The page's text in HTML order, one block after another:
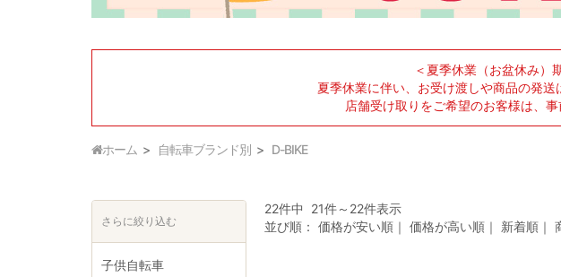
＜夏季休業（お盆休み）
夏季休業に伴い、お受け渡しや商品の発送
店舗受け取りをご希望のお客様は、
ホーム 自転車ブランド別 D-BIKE
22件中 21件～22件表示
並び順：価格が安い順 ｜価格が高い順 ｜ 新着順 ｜
さらに絞り込む
子供自転車